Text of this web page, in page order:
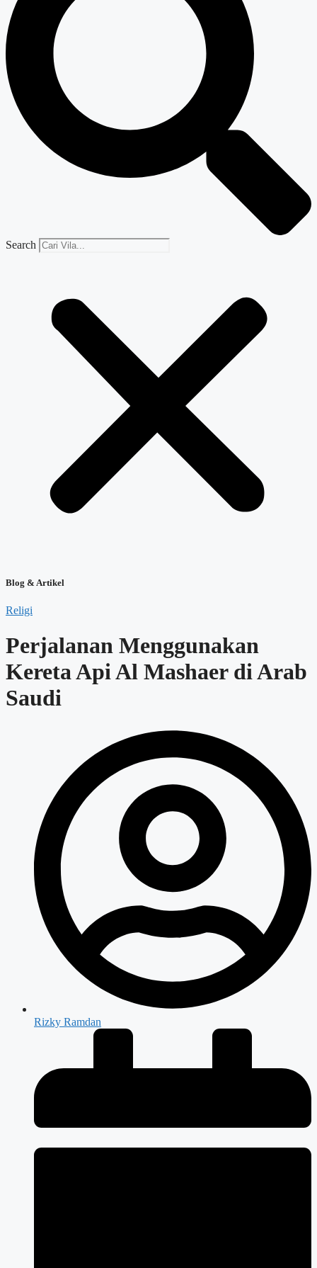
Search
Blog & Artikel
Religi
Perjalanan Menggunakan
Kereta Api Al Mashaer di Arab
Saudi
Rizky Ramdan